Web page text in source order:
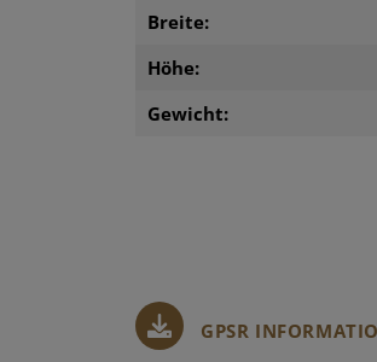
Breite:
Höhe:
Gewicht:
GPSR